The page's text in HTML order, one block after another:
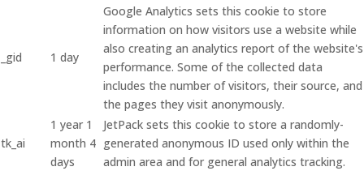
_gid 1 day
Google Analytics sets this cookie to store
information on how visitors use a website while
also creating an analytics report of the website's
performance. Some of the collected data
includes the number of visitors, their source, and
the pages they visit anonymously.
tk_ai
1 year 1
month 4
days
JetPack sets this cookie to store a randomly-
generated anonymous ID used only within the
admin area and for general analytics tracking.